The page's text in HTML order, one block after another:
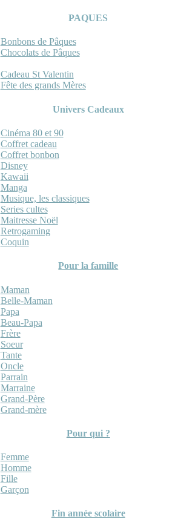
PAQUES
Bonbons de Pâques
Chocolats de Pâques
Cadeau St Valentin
Fête des grands Mères
Univers Cadeaux
Cinéma 80 et 90
Coffret cadeau
Coffret bonbon
Disney
Kawaii
Manga
Musique, les classiques
Series cultes
Maitresse Noël
Retrogaming
Coquin
Pour la famille
Maman
Belle-Maman
Papa
Beau-Papa
Frère
Soeur
Tante
Oncle
Parrain
Marraine
Grand-Père
Grand-mère
Pour qui ?
Femme
Homme
Fille
Garçon
Fin année scolaire